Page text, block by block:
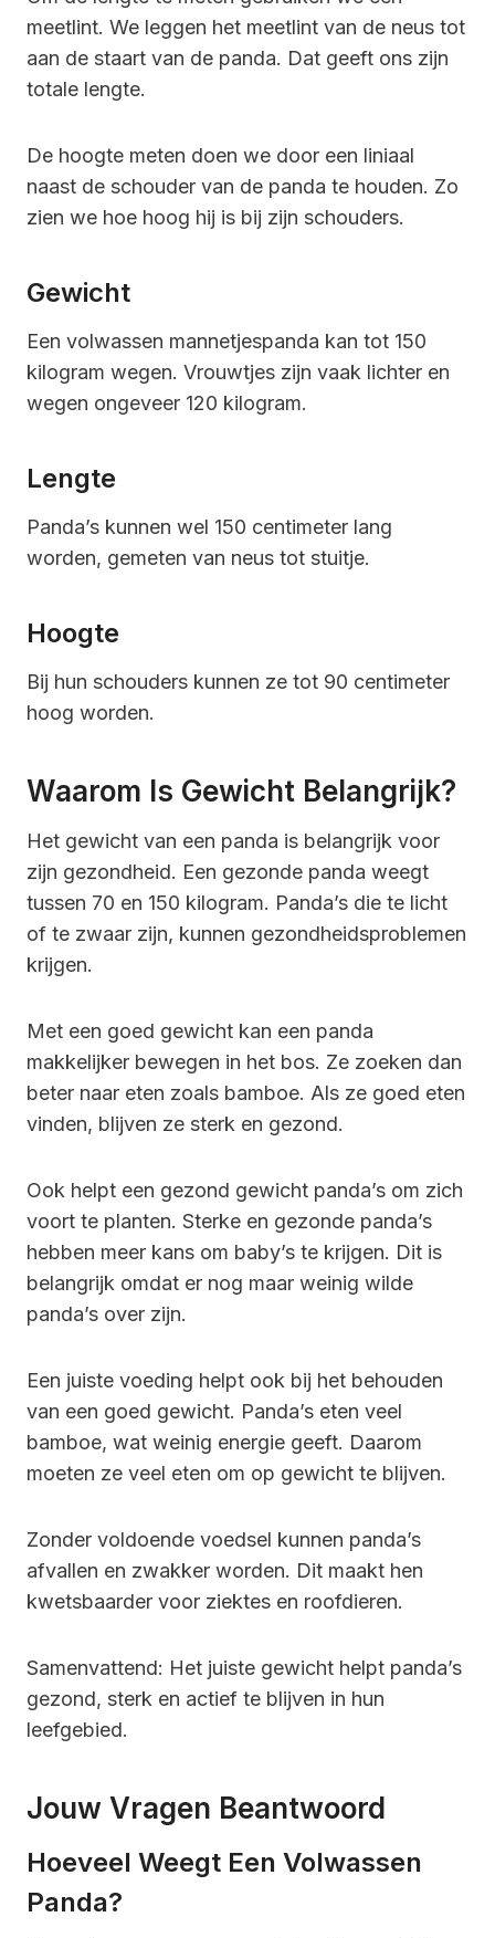
meetlint. We leggen het meetlint van de neus tot
aan de staart van de panda. Dat geeft ons zijn
totale lengte.
De hoogte meten doen we door een liniaal
naast de schouder van de panda te houden. Zo
zien we hoe hoog hij is bij zijn schouders.
Gewicht
Een volwassen mannetjespanda kan tot 150
kilogram wegen. Vrouwtjes zijn vaak lichter en
wegen ongeveer 120 kilogram.
Lengte
Panda’s kunnen wel 150 centimeter lang
worden, gemeten van neus tot stuitje.
Hoogte
Bij hun schouders kunnen ze tot 90 centimeter
hoog worden.
Waarom Is Gewicht Belangrijk?
Het gewicht van een panda is belangrijk voor
zijn gezondheid. Een gezonde panda weegt
tussen 70 en 150 kilogram. Panda’s die te licht
of te zwaar zijn, kunnen gezondheidsproblemen
krijgen.
Met een goed gewicht kan een panda
makkelijker bewegen in het bos. Ze zoeken dan
beter naar eten zoals bamboe. Als ze goed eten
vinden, blijven ze sterk en gezond.
Ook helpt een gezond gewicht panda’s om zich
voort te planten. Sterke en gezonde panda’s
hebben meer kans om baby’s te krijgen. Dit is
belangrijk omdat er nog maar weinig wilde
panda’s over zijn.
Een juiste voeding helpt ook bij het behouden
van een goed gewicht. Panda’s eten veel
bamboe, wat weinig energie geeft. Daarom
moeten ze veel eten om op gewicht te blijven.
Zonder voldoende voedsel kunnen panda’s
afvallen en zwakker worden. Dit maakt hen
kwetsbaarder voor ziektes en roofdieren.
Samenvattend: Het juiste gewicht helpt panda’s
gezond, sterk en actief te blijven in hun
leefgebied.
Jouw Vragen Beantwoord
Hoeveel Weegt Een Volwassen
Panda?